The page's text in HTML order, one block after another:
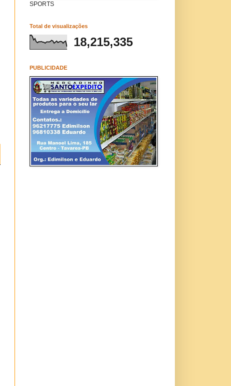
SPORTS
Total de visualizações
18,215,335
PUBLICIDADE